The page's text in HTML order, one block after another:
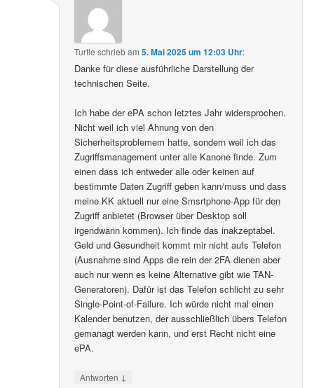
Turtle schriebam5. Mai 2025 um 12:03 Uhr:
Danke für diese ausführliche Darstellung der
technischen Seite.
Ich habe der ePA schon letztes Jahr widersprochen.
Nicht weil ich viel Ahnung von den
Sicherheitsproblemem hatte, sondern weil ich das
Zugriffsmanagement unter alle Kanone finde. Zum
einen dass ich entweder alle oder keinen auf
bestimmte Daten Zugriff geben kann/muss und dass
meine KK aktuell nur eine Smsrtphone-App für den
Zugriff anbietet (Browser über Desktop soll
irgendwann kommen). Ich finde das inakzeptabel.
Geld und Gesundheit kommt mir nicht aufs Telefon
(Ausnahme sind Apps die rein der 2FA dienen aber
auch nur wenn es keine Alternative gibt wie TAN-
Generatoren). Dafür ist das Telefon schlicht zu sehr
Single-Point-of-Failure. Ich würde nicht mal einen
Kalender benutzen, der ausschließlich übers Telefon
gemanagt werden kann, und erst Recht nicht eine
ePA.
Antworten ↓